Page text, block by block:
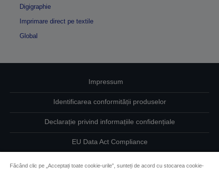
Digigraphie
Imprimare direct pe textile
Global
Impressum
Identificarea conformității produselor
Declarație privind informațiile confidențiale
EU Data Act Compliance
Făcând clic pe „Acceptați toate cookie-urile”, sunteți de acord cu stocarea cookie-